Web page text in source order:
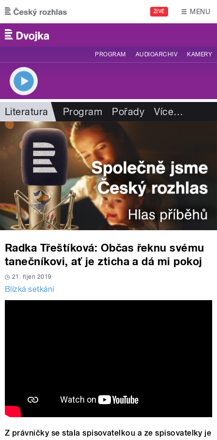
Přejít k hlavnímu obsahu
ŽIVĚ MENU
PROGRAM AUDIOARCHIV KAMERY
Literatura Program Pořady Více…
Radka Třeštíková: Občas řeknu svému
tanečníkovi, ať je zticha a dá mi pokoj
21. říjen 2019
Blízká setkání
Z právničky se stala spisovatelkou a ze spisovatelky je